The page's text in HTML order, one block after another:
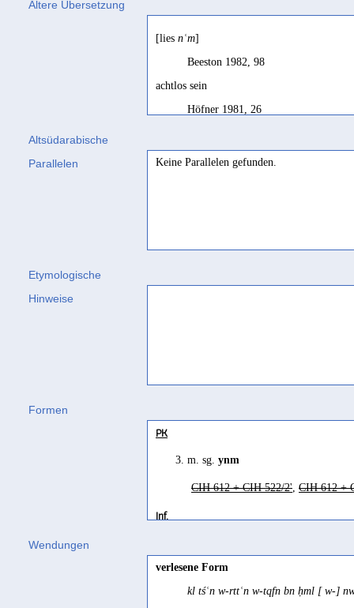
Ältere Übersetzung
[lies nʿm]
Beeston 1982, 98
achtlos sein
Höfner 1981, 26
Höfner 1981, 22
Müller 1963a, 108
Altsüdarabische
Parallelen
Keine Parallelen gefunden.
Etymologische
Hinweise
Formen
PK
3. m. sg. ynm
CIH 612 + CIH 522/2', CIH 612 +
Inf.
Gl 1628/3
Wendungen
verlesene Form
kl tśʿn w-rttʿn w-tqfn bn ḥml [ w-]